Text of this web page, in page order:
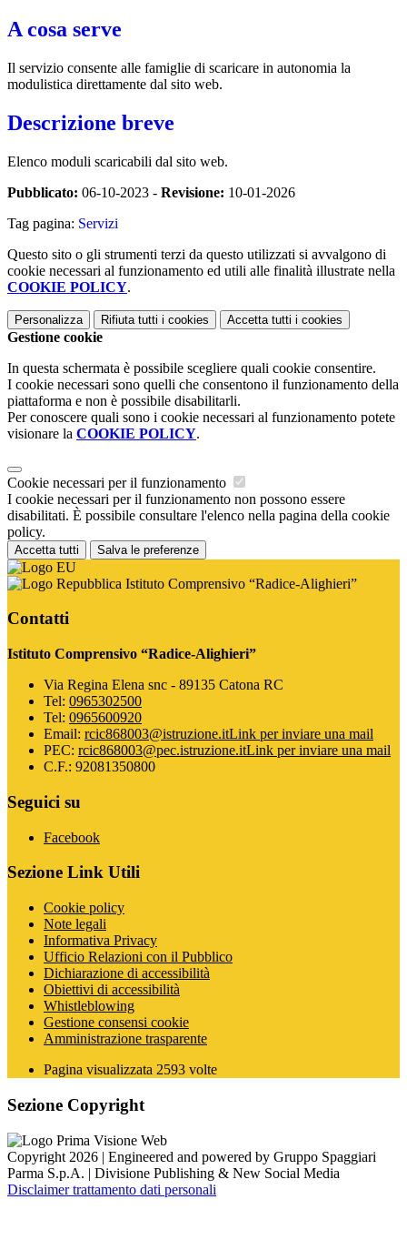
A cosa serve
Il servizio consente alle famiglie di scaricare in autonomia la
modulistica direttamente dal sito web.
Descrizione breve
Elenco moduli scaricabili dal sito web.
Pubblicato: 06-10-2023 - Revisione: 10-01-2026
Tag pagina: Servizi
Questo sito o gli strumenti terzi da questo utilizzati si avvalgono di
cookie necessari al funzionamento ed utili alle finalità illustrate nella
COOKIE POLICY.
Personalizza Rifiuta tutti i cookies Accetta tutti i cookies
Gestione cookie
In questa schermata è possibile scegliere quali cookie consentire.
I cookie necessari sono quelli che consentono il funzionamento della
piattaforma e non è possibile disabilitarli.
Per conoscere quali sono i cookie necessari al funzionamento potete
visionare la COOKIE POLICY.
Cookie necessari per il funzionamento
I cookie necessari per il funzionamento non possono essere
disabilitati. È possibile consultare l'elenco nella pagina della cookie
policy.
Accetta tutti Salva le preferenze
Istituto Comprensivo “Radice-Alighieri”
Contatti
Istituto Comprensivo “Radice-Alighieri”
Via Regina Elena snc - 89135 Catona RC
Tel: 0965302500
Tel: 0965600920
Email: rcic868003@istruzione.itLink per inviare una mail
PEC: rcic868003@pec.istruzione.itLink per inviare una mail
C.F.: 92081350800
Seguici su
Facebook
Sezione Link Utili
Cookie policy
Note legali
Informativa Privacy
Ufficio Relazioni con il Pubblico
Dichiarazione di accessibilità
Obiettivi di accessibilità
Whistleblowing
Gestione consensi cookie
Amministrazione trasparente
Pagina visualizzata 2593 volte
Sezione Copyright
Copyright 2026 | Engineered and powered by Gruppo Spaggiari
Parma S.p.A. | Divisione Publishing & New Social Media
Disclaimer trattamento dati personali